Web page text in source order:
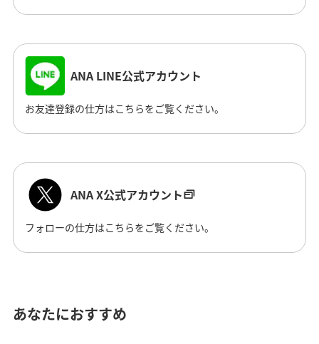
ANA LINE公式アカウント
お友達登録の仕方はこちらをご覧ください。
ANA X公式アカウント
フォローの仕方はこちらをご覧ください。
あなたにおすすめ